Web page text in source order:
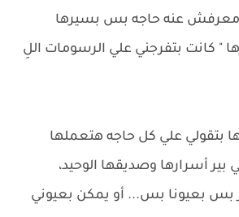
معرفش عنه حاجه بس بسيرها
" كانت بتفرجني علي الرسومات اللِ
بتقولي علي كل حاجه هتعملها
بير أسرارها وصديقها الوحيد،
بس بعيونا بس... أو يمكن بعيوني